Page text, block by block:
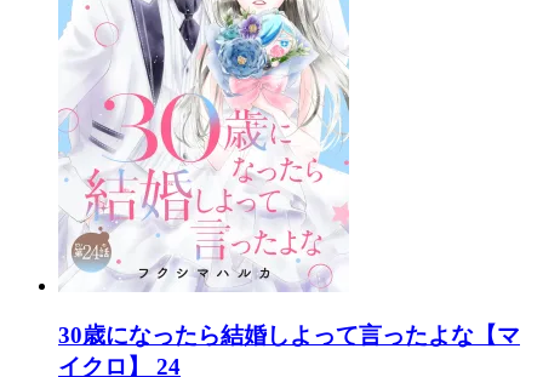
30歳になったら結婚しよって言ったよな【マ
イクロ】 24